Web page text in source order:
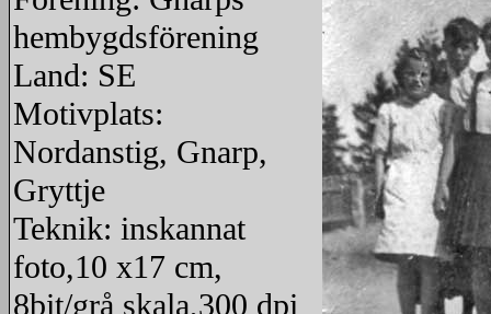
hembygdsförening
Land: SE
Motivplats:
Nordanstig, Gnarp,
Gryttje
Teknik: inskannat
foto,10 x17 cm,
8bit/grå skala,300 dpi